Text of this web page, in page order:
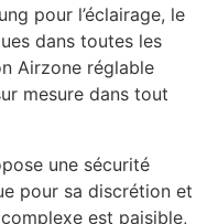
pour l’éclairage, le
dans toutes les
Airzone réglable
mesure dans tout
une sécurité
pour sa discrétion et
est paisible,